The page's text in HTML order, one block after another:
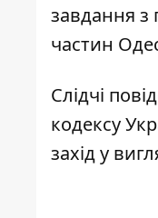
завдання з
частин
Слідчі
кодексу
захід у